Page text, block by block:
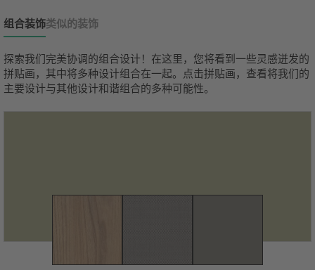
组合装饰类似的装饰
探索我们完美协调的组合设计！在这里，您将看到一些灵感迸发的
拼贴画，其中将多种设计组合在一起。点击拼贴画，查看将我们的
主要设计与其他设计和谐组合的多种可能性。